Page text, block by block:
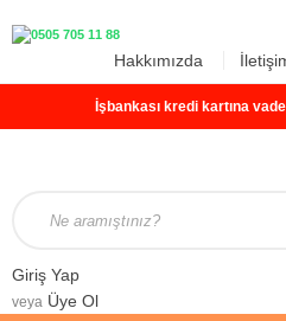
Hakkımızda
İşbankası kredi kartına
Giriş Yap
veya Üye Ol